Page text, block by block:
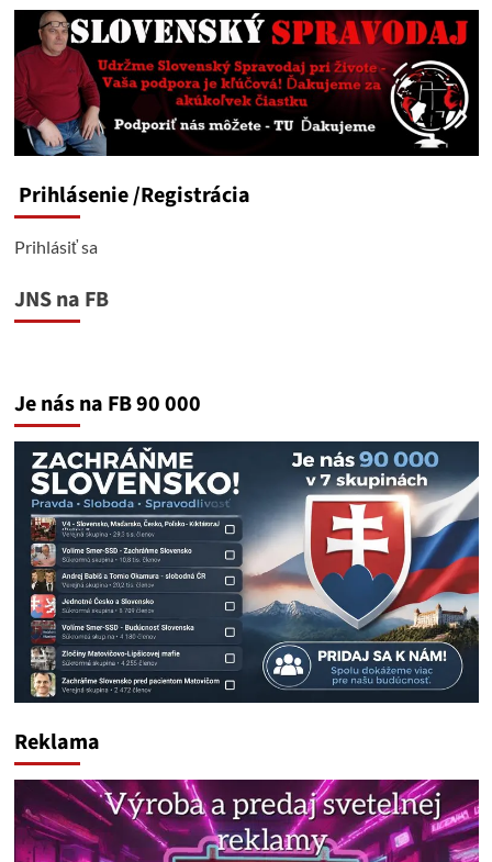
Prihlásenie/Registrácia
Prihlásiť sa
JNS na FB
Je nás na FB 90 000
Reklama